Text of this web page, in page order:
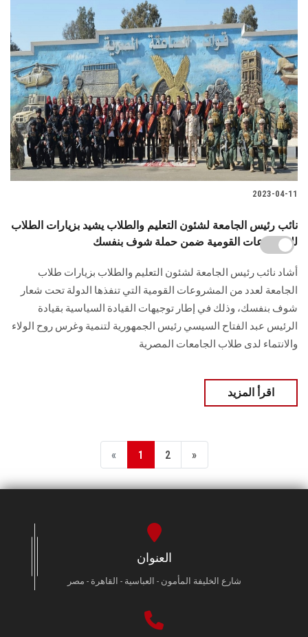
2023-04-11
نائب رئيس الجامعة لشئون التعليم والطلاب يشيد بزيارات الطلاب
للمشروعات القومية ضمن حملة شوف بنفسك
أشاد نائب رئيس الجامعة لشئون التعليم والطلاب بزيارات طلاب
الجامعة لعدد من المشروعات القومية التي تنفذها الدولة تحت شعار
شوف بنفسك، وذلك في إطار توجيهات القيادة السياسية بقيادة
الرئيس عبد الفتاح السيسي رئيس الجمهورية لتنمية وغرس روح الولاء
والانتماء لدى طلاب الجامعات المصرية
اقرأ المزيد
« 1 2 »
العنوان
شارع الخليفة المأمون - العباسية - القاهرة - مصر